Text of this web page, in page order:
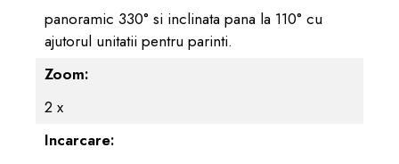
panoramic 330° si inclinata pana la 110° cu
ajutorul unitatii pentru parinti.
Zoom:
2 x
Incarcare: